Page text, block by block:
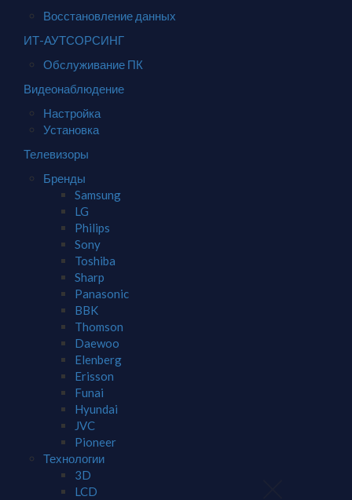
Восстановление данных
ИТ-АУТСОРСИНГ
Обслуживание ПК
Видеонаблюдение
Настройка
Установка
Телевизоры
Бренды
Samsung
LG
Philips
Sony
Toshiba
Sharp
Panasonic
BBK
Thomson
Daewoo
Elenberg
Erisson
Funai
Hyundai
JVC
Pioneer
Технологии
3D
LCD